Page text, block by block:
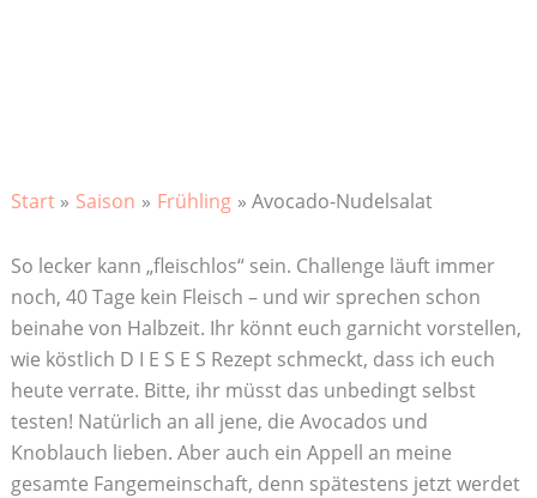
Start Saison Frühling Avocado-Nudelsalat
So lecker kann „fleischlos“ sein. Challenge läuft immer
noch, 40 Tage kein Fleisch – und wir sprechen schon
beinahe von Halbzeit. Ihr könnt euch garnicht vorstellen,
wie köstlich D I E S E S Rezept schmeckt, dass ich euch
heute verrate. Bitte, ihr müsst das unbedingt selbst
testen! Natürlich an all jene, die Avocados und
Knoblauch lieben. Aber auch ein Appell an meine
gesamte Fangemeinschaft, denn spätestens jetzt werdet